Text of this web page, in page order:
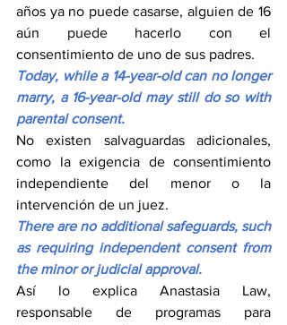
años ya no puede casarse, alguien de 16
aún puede hacerlo con el
consentimiento de uno de sus padres.
Today, while a 14-year-old can no longer
marry, a 16-year-old may still do so with
parental consent.
No existen salvaguardas adicionales,
como la exigencia de consentimiento
independiente del menor o la
intervención de un juez.
There are no additional safeguards, such
as requiring independent consent from
the minor or judicial approval.
Así lo explica Anastasia Law,
responsable de programas para